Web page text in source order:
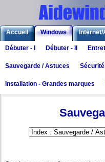
Accueil Windows Internet/
Logiciels Liens Jeux
Débuter - I Débuter - II
Sauvegarde / Astuces
Installation - Grandes marques